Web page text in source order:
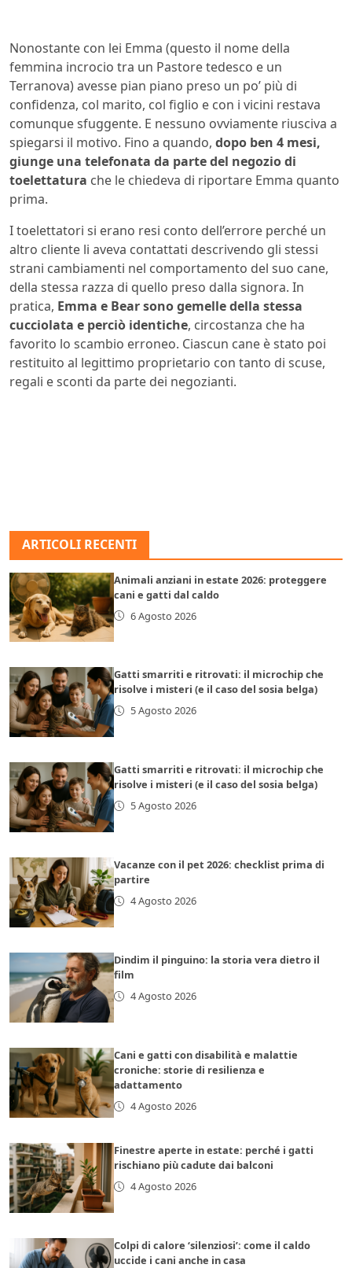
Nonostante con lei Emma (questo il nome della
femmina incrocio tra un Pastore tedesco e un
Terranova) avesse pian piano preso un po’ più di
confidenza, col marito, col figlio e con i vicini restava
comunque sfuggente. E nessuno ovviamente riusciva a
spiegarsi il motivo. Fino a quando, dopo ben 4 mesi,
giunge una telefonata da parte del negozio di
toelettatura che le chiedeva di riportare Emma quanto
prima.
I toelettatori si erano resi conto dell’errore perché un
altro cliente li aveva contattati descrivendo gli stessi
strani cambiamenti nel comportamento del suo cane,
della stessa razza di quello preso dalla signora. In
pratica, Emma e Bear sono gemelle della stessa
cucciolata e perciò identiche, circostanza che ha
favorito lo scambio erroneo. Ciascun cane è stato poi
restituito al legittimo proprietario con tanto di scuse,
regali e sconti da parte dei negozianti.
ARTICOLI RECENTI
Animali anziani in estate 2026: proteggere
cani e gatti dal caldo
6 Agosto 2026
Gatti smarriti e ritrovati: il microchip che
risolve i misteri (e il caso del sosia belga)
5 Agosto 2026
Gatti smarriti e ritrovati: il microchip che
risolve i misteri (e il caso del sosia belga)
5 Agosto 2026
Vacanze con il pet 2026: checklist prima di
partire
4 Agosto 2026
Dindim il pinguino: la storia vera dietro il
film
4 Agosto 2026
Cani e gatti con disabilità e malattie
croniche: storie di resilienza e
adattamento
4 Agosto 2026
Finestre aperte in estate: perché i gatti
rischiano più cadute dai balconi
4 Agosto 2026
Colpi di calore ‘silenziosi’: come il caldo
uccide i cani anche in casa